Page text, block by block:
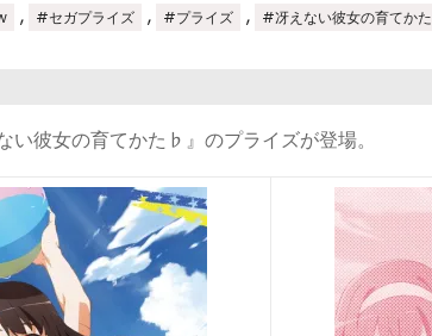
, #セガプライズ , #プライズ , #冴えない彼女の育てかた
い彼女の育てかた♭』のプライズが登場。